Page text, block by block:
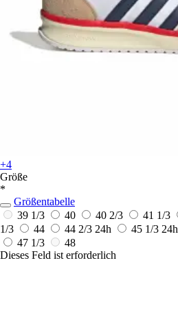
+4
Größe
*
Größentabelle
39 1/3
40 40 2/3 41 1/3
1/3
44 44 2/3 24h 45 1/3 24h
47 1/3
48
Dieses Feld ist erforderlich